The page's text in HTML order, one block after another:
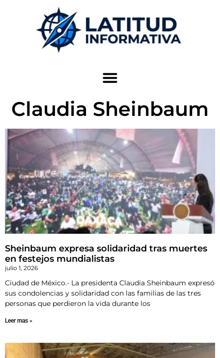
Claudia Sheinbaum
Sheinbaum expresa solidaridad tras muertes
en festejos mundialistas
julio 1, 2026
Ciudad de México.- La presidenta Claudia Sheinbaum expresó
sus condolencias y solidaridad con las familias de las tres
personas que perdieron la vida durante los
Leer mas »